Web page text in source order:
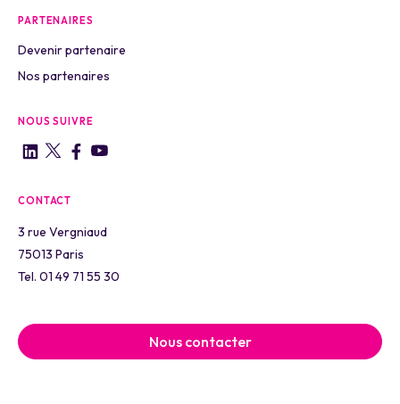
PARTENAIRES
Devenir partenaire
Nos partenaires
NOUS SUIVRE
CONTACT
3 rue Vergniaud
75013 Paris
Tel. 01 49 71 55 30
Nous contacter